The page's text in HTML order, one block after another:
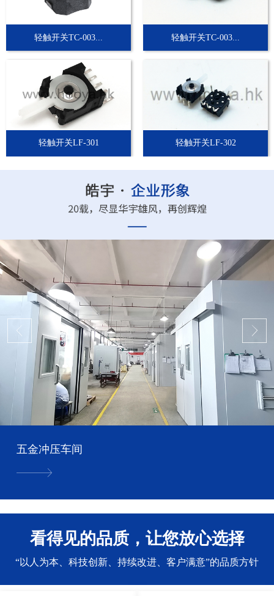
轻触开关TC-003... 轻触开关TC-003...
轻触开关LF-301 轻触开关LF-302
五金冲压车间
看得见的品质，让您放心选择
“以人为本、科技创新、持续改进、客户满意”的品质方针